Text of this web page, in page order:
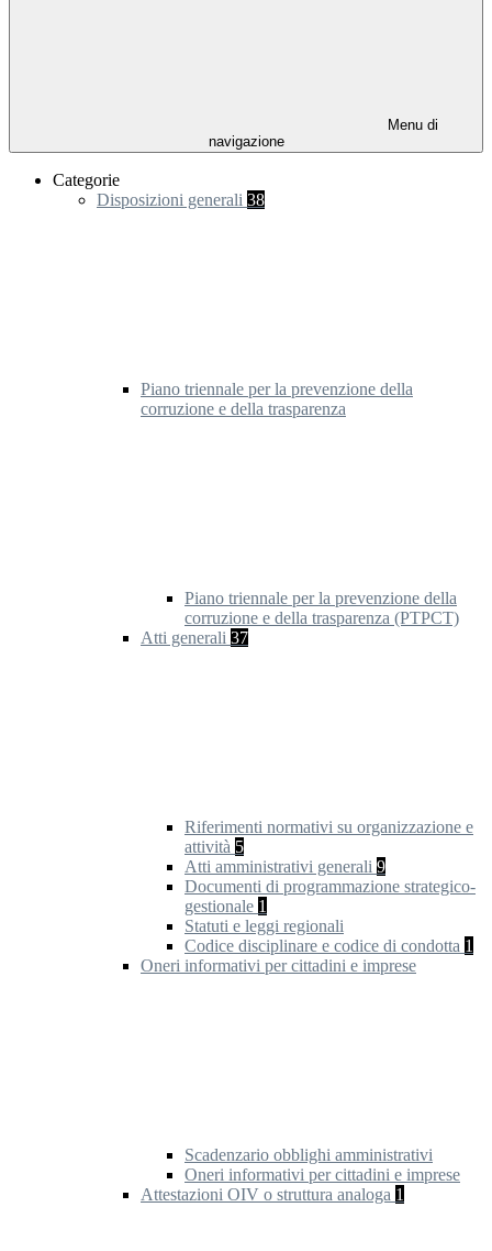
Menu di
navigazione
Categorie
Disposizioni generali 38
Piano triennale per la prevenzione della
corruzione e della trasparenza
Piano triennale per la prevenzione della
corruzione e della trasparenza (PTPCT)
Atti generali 37
Riferimenti normativi su organizzazione e
attività 5
Atti amministrativi generali 9
Documenti di programmazione strategico-
gestionale 1
Statuti e leggi regionali
Codice disciplinare e codice di condotta 1
Oneri informativi per cittadini e imprese
Scadenzario obblighi amministrativi
Oneri informativi per cittadini e imprese
Attestazioni OIV o struttura analoga 1